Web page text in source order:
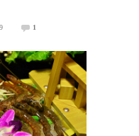
1